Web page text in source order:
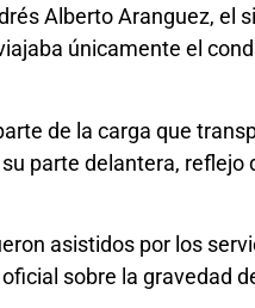
Alberto Aranguez, el
únicamente el
de la carga que
parte delantera, reflejo
asistidos por los
sobre la gravedad